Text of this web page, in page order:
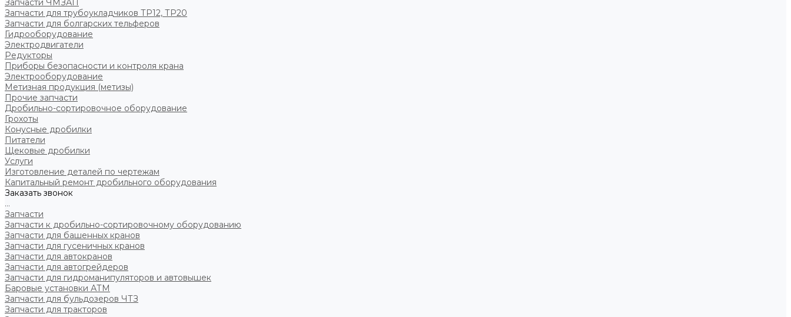
Запчасти ЧМЗАП
Запчасти для трубоукладчиков ТР12, ТР20
Запчасти для болгарских тельферов
Гидрооборудование
Электродвигатели
Редукторы
Приборы безопасности и контроля крана
Электрооборудование
Метизная продукция (метизы)
Прочие запчасти
Дробильно-сортировочное оборудование
Грохоты
Конусные дробилки
Питатели
Щековые дробилки
Услуги
Изготовление деталей по чертежам
Капитальный ремонт дробильного оборудования
Заказать звонок
...
Запчасти
Запчасти к дробильно-сортировочному оборудованию
Запчасти для башенных кранов
Запчасти для гусеничных кранов
Запчасти для автокранов
Запчасти для автогрейдеров
Запчасти для гидроманипуляторов и автовышек
Баровые установки АТМ
Запчасти для бульдозеров ЧТЗ
Запчасти для тракторов